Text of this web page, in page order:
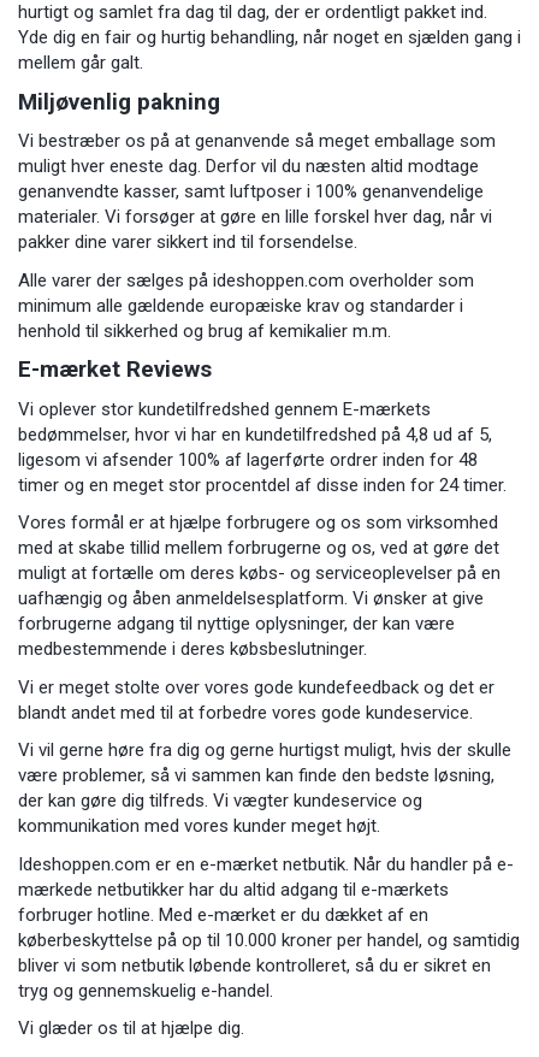
hurtigt og samlet fra dag til dag, der er ordentligt pakket ind.
Yde dig en fair og hurtig behandling, når noget en sjælden gang i
mellem går galt.
Miljøvenlig pakning
Vi bestræber os på at genanvende så meget emballage som
muligt hver eneste dag. Derfor vil du næsten altid modtage
genanvendte kasser, samt luftposer i 100% genanvendelige
materialer. Vi forsøger at gøre en lille forskel hver dag, når vi
pakker dine varer sikkert ind til forsendelse.
Alle varer der sælges på ideshoppen.com overholder som
minimum alle gældende europæiske krav og standarder i
henhold til sikkerhed og brug af kemikalier m.m.
E-mærket Reviews
Vi oplever stor kundetilfredshed gennem E-mærkets
bedømmelser, hvor vi har en kundetilfredshed på 4,8 ud af 5,
ligesom vi afsender 100% af lagerførte ordrer inden for 48
timer og en meget stor procentdel af disse inden for 24 timer.
Vores formål er at hjælpe forbrugere og os som virksomhed
med at skabe tillid mellem forbrugerne og os, ved at gøre det
muligt at fortælle om deres købs- og serviceoplevelser på en
uafhængig og åben anmeldelsesplatform. Vi ønsker at give
forbrugerne adgang til nyttige oplysninger, der kan være
medbestemmende i deres købsbeslutninger.
Vi er meget stolte over vores gode kundefeedback og det er
blandt andet med til at forbedre vores gode kundeservice.
Vi vil gerne høre fra dig og gerne hurtigst muligt, hvis der skulle
være problemer, så vi sammen kan finde den bedste løsning,
der kan gøre dig tilfreds. Vi vægter kundeservice og
kommunikation med vores kunder meget højt.
Ideshoppen.com er en e-mærket netbutik. Når du handler på e-
mærkede netbutikker har du altid adgang til e-mærkets
forbruger hotline. Med e-mærket er du dækket af en
køberbeskyttelse på op til 10.000 kroner per handel, og samtidig
bliver vi som netbutik løbende kontrolleret, så du er sikret en
tryg og gennemskuelig e-handel.
Vi glæder os til at hjælpe dig.